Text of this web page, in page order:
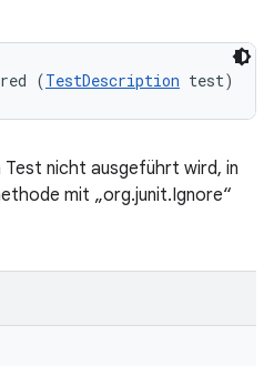
(TestDescription test)
nicht ausgeführt wird, in
mit „org.junit.Ignore“